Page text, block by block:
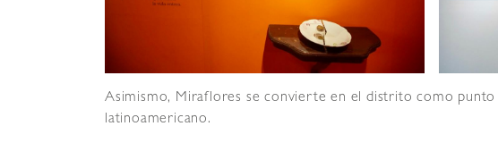
Asimismo, Miraflores se convierte en el distrito como
latinoamericano.